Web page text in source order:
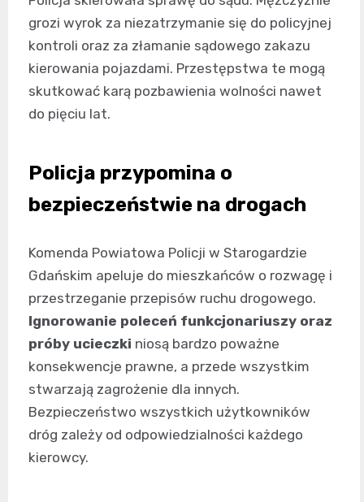
grozi wyrok za niezatrzymanie się do policyjnej
kontroli oraz za złamanie sądowego zakazu
kierowania pojazdami. Przestępstwa te mogą
skutkować karą pozbawienia wolności nawet
do pięciu lat.
Policja przypomina o
bezpieczeństwie na drogach
Komenda Powiatowa Policji w Starogardzie
Gdańskim apeluje do mieszkańców o rozwagę i
przestrzeganie przepisów ruchu drogowego.
Ignorowanie poleceń funkcjonariuszy oraz
próby ucieczki niosą bardzo poważne
konsekwencje prawne, a przede wszystkim
stwarzają zagrożenie dla innych.
Bezpieczeństwo wszystkich użytkowników
dróg zależy od odpowiedzialności każdego
kierowcy.